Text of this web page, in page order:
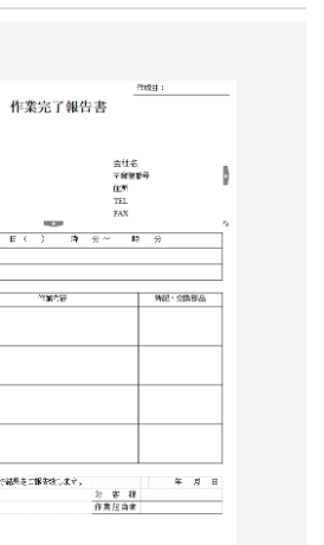
『ひ
形
ジ
ャ